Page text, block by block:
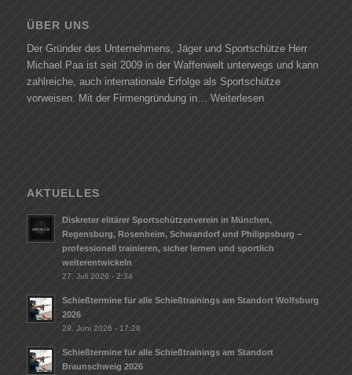
ÜBER UNS
Der Gründer des Unternehmens, Jäger und Sportschütze Herr
Michael Paa ist seit 2009 in der Waffenwelt unterwegs und kann
zahlreiche, auch internationale Erfolge als Sportschütze
vorweisen. Mit der Firmengründung in… Weiterlesen
AKTUELLES
Diskreter elitärer Sportschützenverein in München,
Regensburg, Rosenheim, Schwandorf und Philippsburg –
professionell trainieren, sicher lernen und sportlich
weiterentwickeln
27. Juli 2026 - 2:34
Schießtermine für alle Schießtrainings am Standort Wolfsburg
2026
29. Juni 2026 - 17:28
Schießtermine für alle Schießtrainings am Standort
Braunschweig 2026